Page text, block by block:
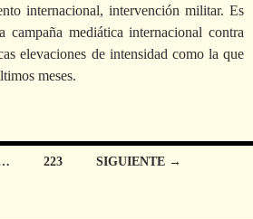
internacional, intervención militar. Es
campaña mediática internacional contra
elevaciones de intensidad como la que
meses.
223 SIGUIENTE →